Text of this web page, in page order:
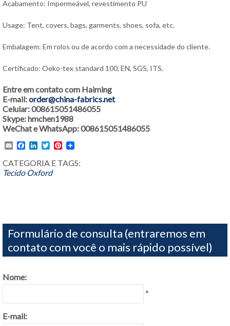
Acabamento: Impermeável, revestimento PU
Usage: Tent, covers, bags, garments, shoes, sofa, etc.
Embalagem: Em rolos ou de acordo com a necessidade do cliente.
Certificado: Oeko-tex standard 100, EN, SGS, ITS.
Entre em contato com Haiming
E-mail:order@china-fabrics.net
Celular: 008615051486055
Skype: hmchen1988
WeChat e WhatsApp: 008615051486055
EmailFacebook
LinkedIn
TwitterPinterest
CATEGORIA E TAGS:
Tecido Oxford
Formulário de consulta (entraremos em
contato com você o mais rápido possível)
Nome:
*
E-mail: